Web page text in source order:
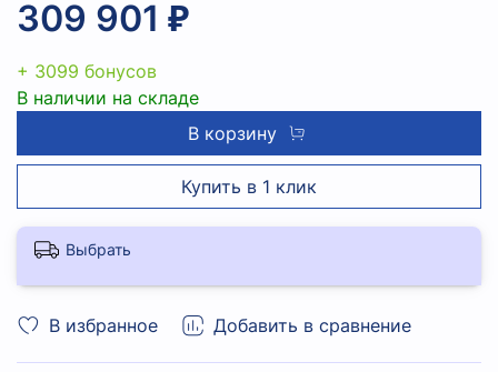
В избранное Добавить в сравнение
309 901 ₽
+ 3099 бонусов
В наличии на складе
В корзину
Купить в 1 клик
Выбрать